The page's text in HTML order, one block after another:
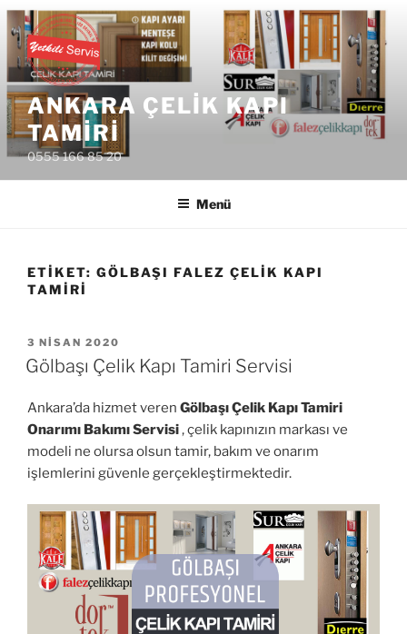
İçeriğe
geç
ANKARA ÇELIK KAPI
TAMIRI
0555 166 85 20
Menü
ETIKET: GÖLBAŞI FALEZ ÇELIK KAPI
TAMIRI
YAYIM
TARIHI
3 NISAN 2020
Gölbaşı Çelik Kapı Tamiri Servisi
Ankara’da hizmet veren Gölbaşı Çelik Kapı Tamiri
Onarımı Bakımı Servisi, çelik kapınızın markası ve
modeli ne olursa olsun tamir, bakım ve onarım
işlemlerini güvenle gerçekleştirmektedir.